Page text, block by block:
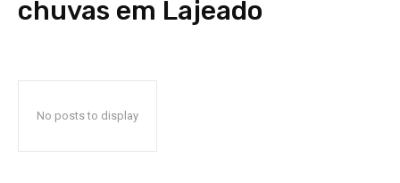
chuvas em Lajeado
No posts to display